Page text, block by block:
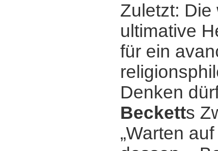
Zuletzt: Die
ultimative
für ein
Denken
Becketts
„Warten